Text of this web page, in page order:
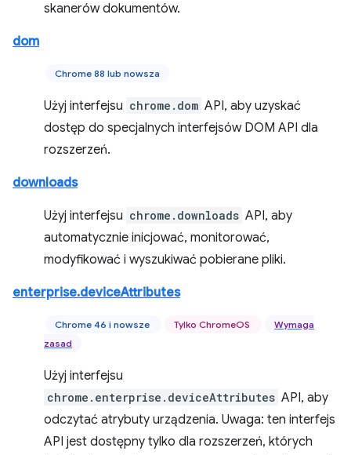
skanerów dokumentów.
dom
Chrome 88 lub nowsza
Użyj interfejsu chrome.dom API, aby uzyskać
dostęp do specjalnych interfejsów DOM API dla
rozszerzeń.
downloads
Użyj interfejsu chrome.downloads API, aby
automatycznie inicjować, monitorować,
modyfikować i wyszukiwać pobierane pliki.
enterprise.deviceAttributes
Chrome 46 i nowsze Tylko ChromeOS
Wymaga
zasad
Użyj interfejsu
chrome.enterprise.deviceAttributes API, aby
odczytać atrybuty urządzenia. Uwaga: ten interfejs
API jest dostępny tylko dla rozszerzeń, których